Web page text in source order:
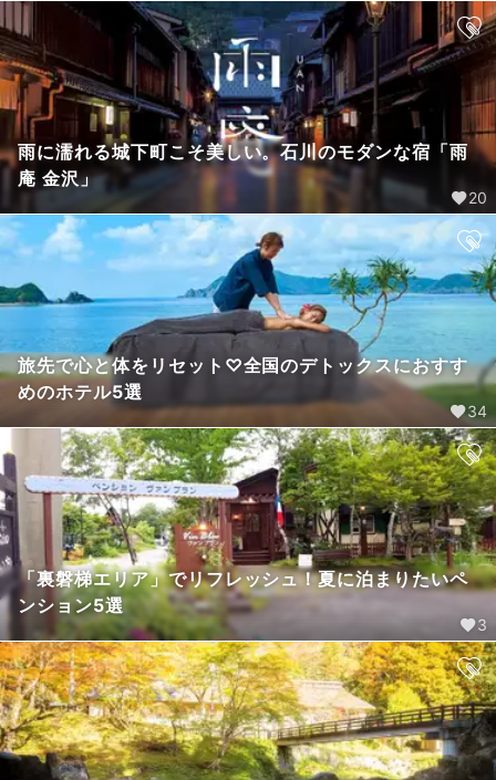
雨に濡れる城下町こそ美しい。石川のモダンな宿「雨
庵 金沢」
20
旅先で心と体をリセット♡全国のデトックスにおすす
めのホテル5選
34
「裏磐梯エリア」でリフレッシュ！夏に泊まりたいペ
ンション5選
3